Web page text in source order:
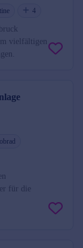
4
vielfältigen
für die